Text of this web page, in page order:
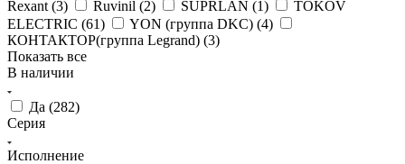
Rexant (3) Ruvinil (2) SUPRLAN (1)
TOKOV
ELECTRIC (61) YON (группа DKC) (4)
КОНТАКТОР(группа Legrand) (3)
Показать все
В наличии
Да (282)
Серия
Исполнение